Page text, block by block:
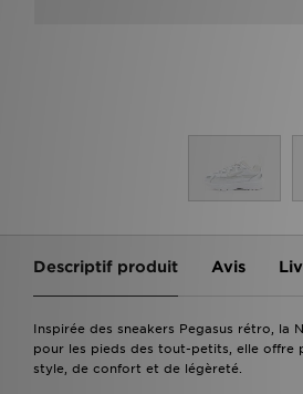
Descriptif produit Avis
Inspirée des sneakers Pegasus rétro, la
pour les pieds des tout-petits, elle offre
style, de confort et de légèreté.